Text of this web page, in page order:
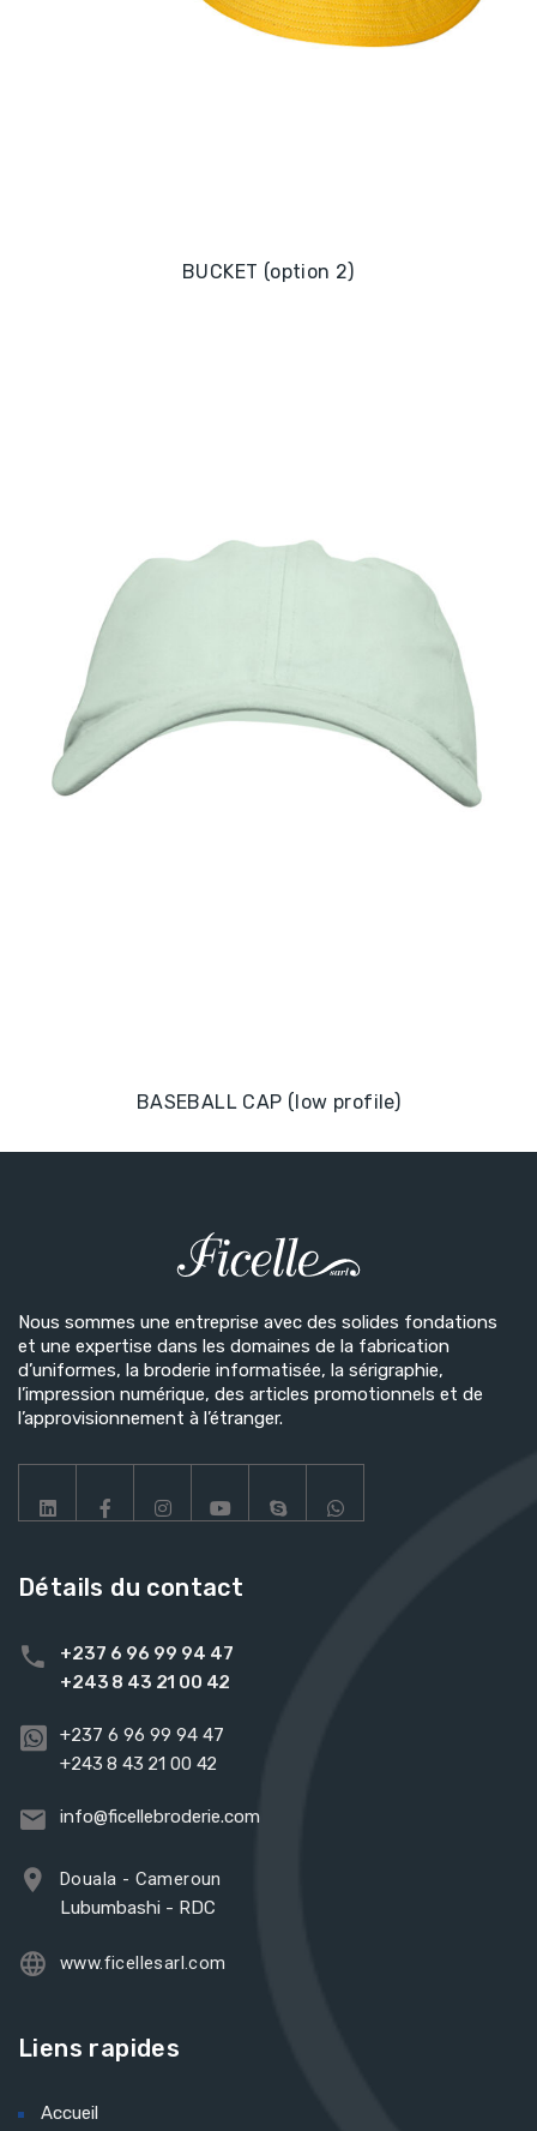
BUCKET (option 2)
BASEBALL CAP (low profile)
Nous sommes une entreprise avec des solides fondations
et une expertise dans les domaines de la fabrication
d’uniformes, la broderie informatisée, la sérigraphie,
l’impression numérique, des articles promotionnels et de
l’approvisionnement à l’étranger.
Détails du contact
+237 6 96 99 94 47
+243 8 43 21 00 42
+237 6 96 99 94 47
+243 8 43 21 00 42
info@ficellebroderie.com
Douala - Cameroun
Lubumbashi - RDC
www.ficellesarl.com
Liens rapides
Accueil